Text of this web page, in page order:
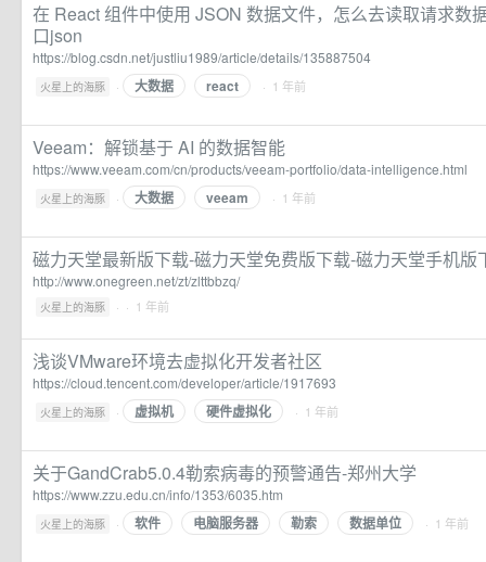
在 React 组件中使用 JSON 数据文件，怎么去读取请求数
口json
https://blog.csdn.net/justliu1989/article/details/135887504
火星上的海豚 · 大数据 react · 1 年前
Veeam：解锁基于 AI 的数据智能
https://www.veeam.com/cn/products/veeam-portfolio/data-intelligence.html
火星上的海豚 · 大数据 veeam · 1 年前
磁力天堂最新版下载-磁力天堂免费版下载-磁力天堂手机版
http://www.onegreen.net/zt/zlttbbzq/
火星上的海豚 · · 1 年前
浅谈VMware环境去虚拟化开发者社区
https://cloud.tencent.com/developer/article/1917693
火星上的海豚 · 虚拟机 硬件虚拟化 · 1 年前
关于GandCrab5.0.4勒索病毒的预警通告-郑州大学
https://www.zzu.edu.cn/info/1353/6035.htm
火星上的海豚 · 软件 电脑服务器 勒索 数据单位 · 1 年前